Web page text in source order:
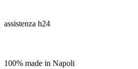
assistenza h24
100% made in Napoli